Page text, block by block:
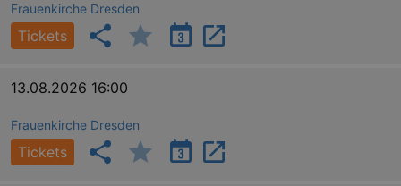
Frauenkirche Dresden
Tickets
13.08.2026 16:00
Frauenkirche Dresden
Tickets